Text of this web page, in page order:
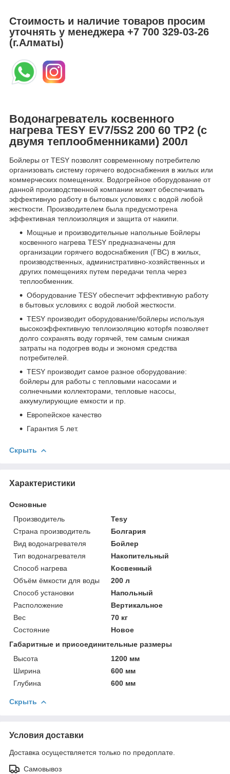
Стоимость и наличие товаров просим
уточнять у менеджера+7 700 329-03-26
(г.Алматы)
Водонагреватель косвенного
нагрева TESY EV7/5S2 200 60 TP2 (с
двумя теплообменниками) 200л
Бойлеры от TESY позволят современному потребителю
организовать систему горячего водоснабжения в жилых или
коммерческих помещениях. Водогрейное оборудование от
данной производственной компании может обеспечивать
эффективную работу в бытовых условиях с водой любой
жесткости. Производителем была предусмотрена
эффективная теплоизоляция и защита от накипи.
Мощные и производительные напольныe Бойлеры
косвенного нагрева TESY предназначены для
организации горячего водоснабжения (ГВС) в жилых,
производственных, административно-хозяйственных и
других помещениях путем передачи тепла через
теплообменник.
Оборудование TESY обеспечит эффективную работу
в бытовых условиях с водой любой жесткости.
TESY производит оборудование/бойлеры используя
высокоэффективную теплоизоляцию которfя позволяет
долго сохранять воду горячей, тем самым снижая
затраты на подогрев воды и экономя средства
потребителей.
TESY производит самое разное оборудование:
бойлеры для работы с тепловыми насосами и
солнечными коллекторами, тепловые насосы,
аккумулирующие емкости и пр.
Европейское качество
Гарантия 5 лет.
Скрыть
Характеристики
Основные
Производитель
Tesy
Страна производитель
Болгария
Вид водонагревателя
Бойлер
Тип водонагревателя
Накопительный
Способ нагрева
Косвенный
Объём ёмкости для воды
200 л
Способ установки
Напольный
Расположение
Вертикальное
Вес
70 кг
Состояние
Новое
Габаритные и присоединительные размеры
Высота
1200 мм
Ширина
600 мм
Глубина
600 мм
Скрыть
Условия доставки
Доставка осуществляется только по предоплате.
Самовывоз